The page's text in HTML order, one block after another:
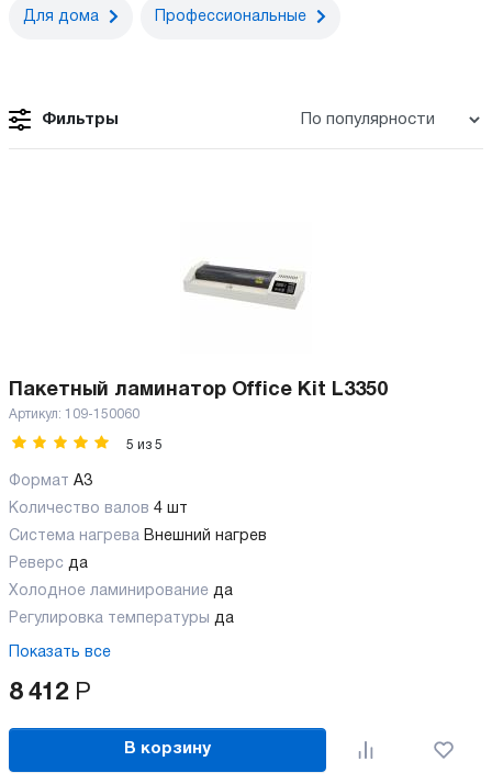
Для дома Профессиональные
Фильтры
Пакетный ламинатор Office Kit L3350
Артикул: 109-150060
5 из 5
Формат A3
Количество валов 4 шт
Cистема нагрева Внешний нагрев
Реверс да
Холодное ламинирование да
Регулировка температуры да
Показать все
8 412 Р
В корзину